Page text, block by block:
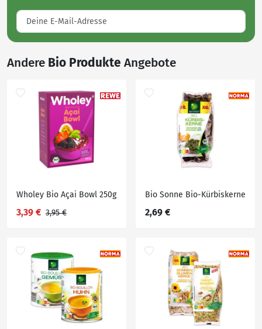
Andere Bio Produkte Angebote
Wholey Bio Açai Bowl 250g
3,39 € 3,95 €
Bio Sonne Bio-Kürbiskerne
2,69 €